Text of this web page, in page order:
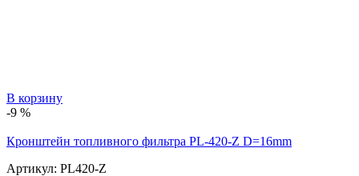
В корзину
-9 %
Кронштейн топливного фильтра PL-420-Z D=16mm
Артикул: PL420-Z